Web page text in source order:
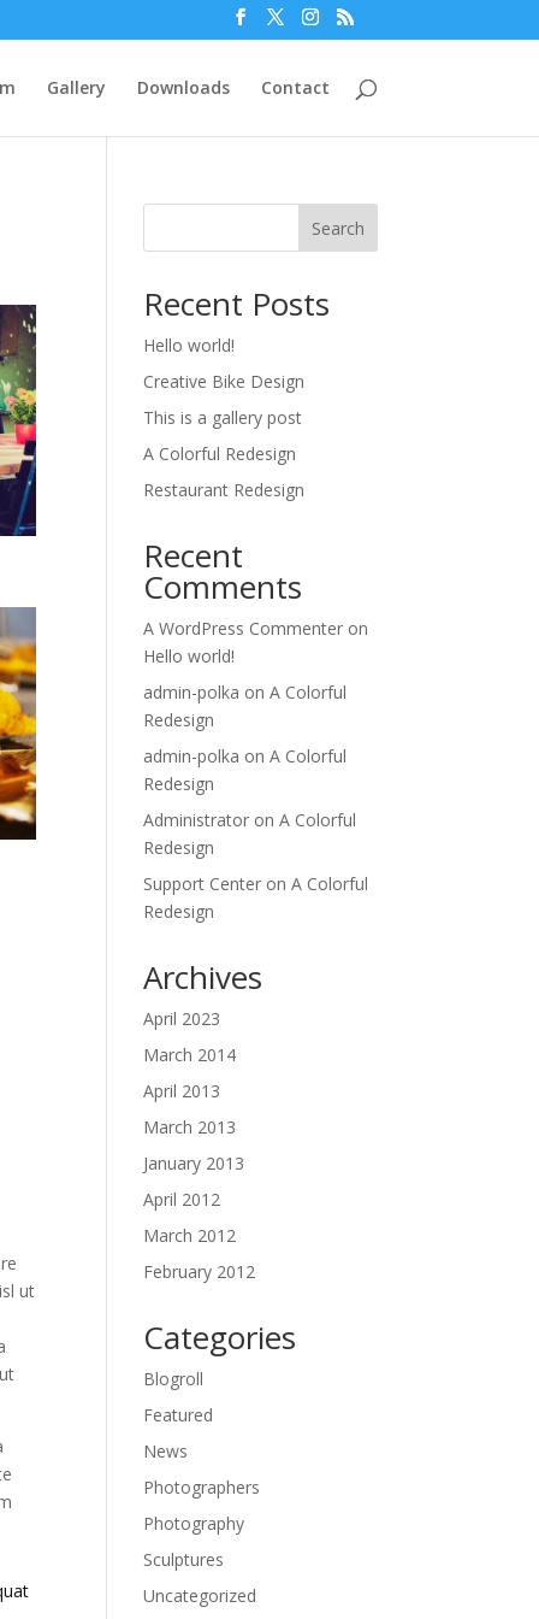
Gallery Downloads Contact
ut
Search
Recent Posts
Hello world!
Creative Bike Design
This is a gallery post
A Colorful Redesign
Restaurant Redesign
Recent
Comments
A WordPress Commenter on
Hello world!
admin-polka onA Colorful
Redesign
admin-polka onA Colorful
Redesign
Administrator onA Colorful
Redesign
Support Center onA Colorful
Redesign
Archives
April 2023
March 2014
April 2013
March 2013
January 2013
April 2012
March 2012
February 2012
Categories
Blogroll
Featured
News
Photographers
Photography
Sculptures
Uncategorized